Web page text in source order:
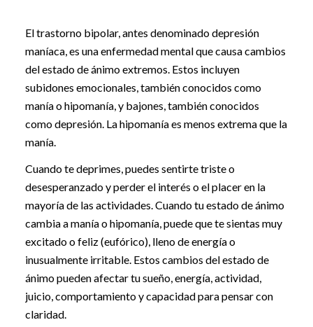
El trastorno bipolar, antes denominado depresión
maníaca, es una enfermedad mental que causa cambios
del estado de ánimo extremos. Estos incluyen
subidones emocionales, también conocidos como
manía o hipomanía, y bajones, también conocidos
como depresión. La hipomanía es menos extrema que la
manía.
Cuando te deprimes, puedes sentirte triste o
desesperanzado y perder el interés o el placer en la
mayoría de las actividades. Cuando tu estado de ánimo
cambia a manía o hipomanía, puede que te sientas muy
excitado o feliz (eufórico), lleno de energía o
inusualmente irritable. Estos cambios del estado de
ánimo pueden afectar tu sueño, energía, actividad,
juicio, comportamiento y capacidad para pensar con
claridad.